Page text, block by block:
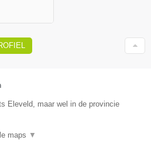
Eleveld, maar wel in de provincie
maps ▼